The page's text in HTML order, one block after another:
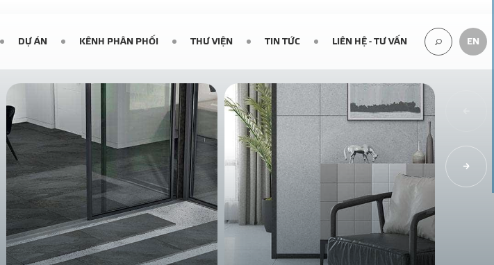
DỰ ÁN KÊNH PHÂN PHỐI THƯ VIỆN TIN TỨC LIÊN HỆ - TƯ VẤN EN